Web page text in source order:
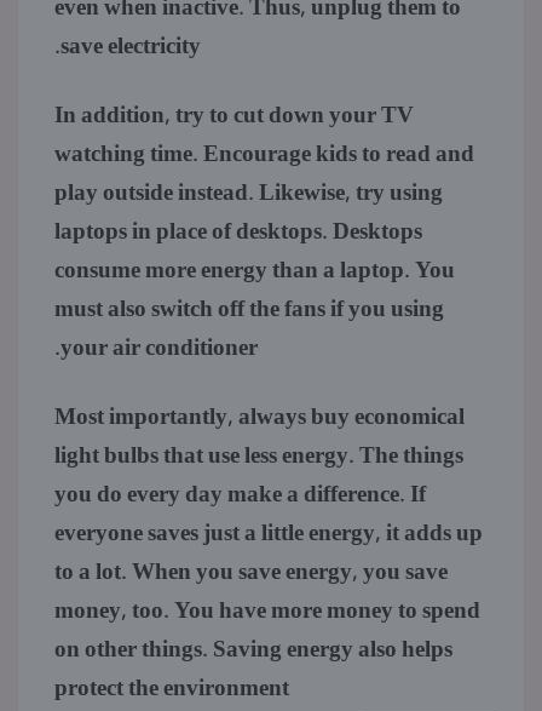
even when inactive. Thus, unplug them to
save electricity.
In addition, try to cut down your TV
watching time. Encourage kids to read and
play outside instead. Likewise, try using
laptops in place of desktops. Desktops
consume more energy than a laptop. You
must also switch off the fans if you using
your air conditioner.
Most importantly, always buy economical
light bulbs that use less energy. The things
you do every day make a difference. If
everyone saves just a little energy, it adds up
to a lot. When you save energy, you save
money, too. You have more money to spend
on other things. Saving energy also helps
protect the environment